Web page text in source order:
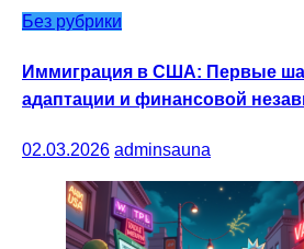
Без рубрики
Иммиграция в США: Первые
адаптации и финансовой
02.03.2026 adminsauna